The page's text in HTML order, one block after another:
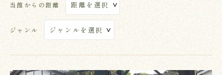
当館からの距離
ジャンル